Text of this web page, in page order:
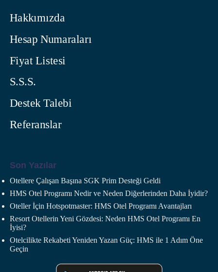
Hakkımızda
Hesap Numaraları
Fiyat Listesi
S.S.S.
Destek Talebi
Referanslar
Son Yazılar
Otellere Çalışan Başına SGK Prim Desteği Geldi
HMS Otel Programı Nedir ve Neden Diğerlerinden Daha İyidir?
Oteller İçin Hotspotmaster: HMS Otel Programı Avantajları
Resort Otellerin Yeni Gözdesi: Neden HMS Otel Programı En
İyisi?
Otelcilikte Rekabeti Yeniden Yazan Güç: HMS ile 1 Adım Öne
Geçin